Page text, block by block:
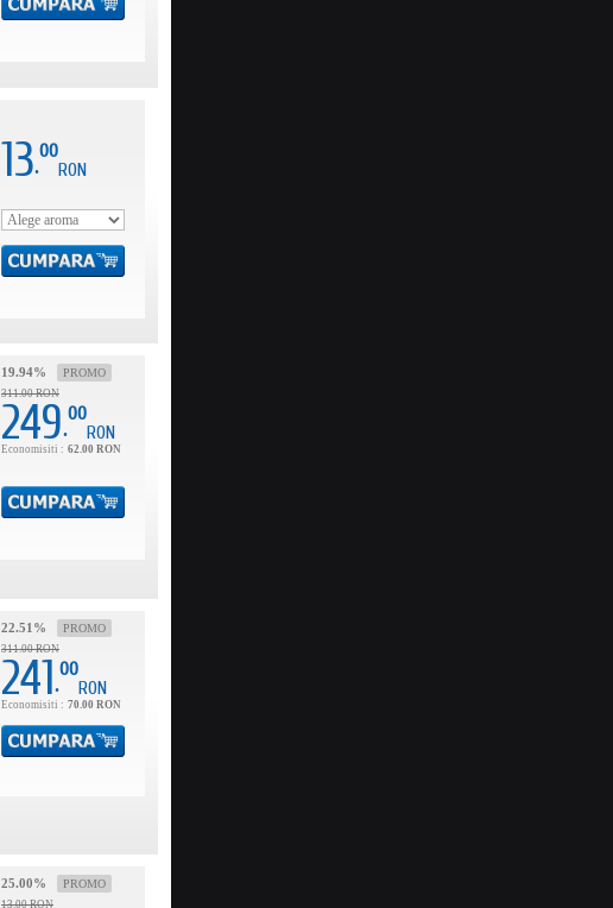
13.
00
RON
19.94% PROMO
311.00 RON
249.
00
RON
Economisiti : 62.00 RON
22.51% PROMO
311.00 RON
241.
00
RON
Economisiti : 70.00 RON
25.00% PROMO
13.00 RON